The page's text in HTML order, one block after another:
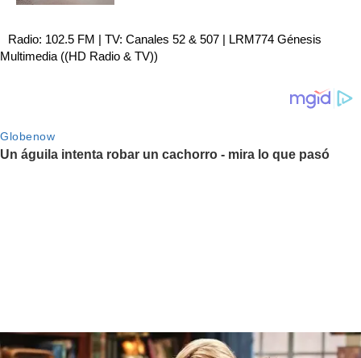
Radio: 102.5 FM | TV: Canales 52 & 507 | LRM774 Génesis
Multimedia ((HD Radio & TV))